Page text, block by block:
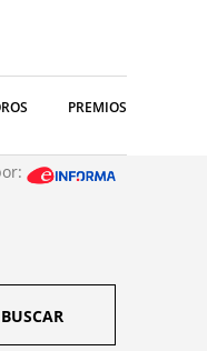
PREMIOS
BUSCAR